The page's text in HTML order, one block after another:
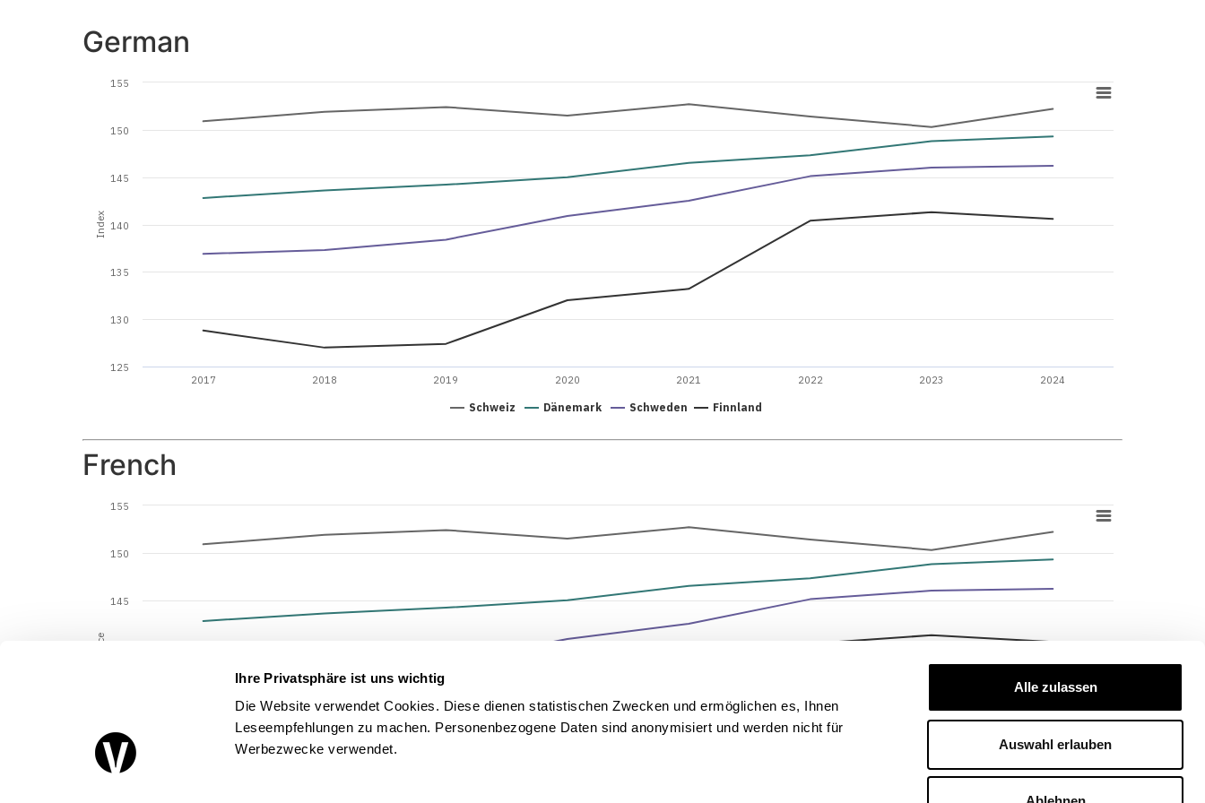
Ihre Privatsphäre ist uns wichtig
Die Website verwendet Cookies. Diese dienen statistischen Zwecken und ermöglichen es, Ihnen
Leseempfehlungen zu machen. Personenbezogene Daten sind anonymisiert und werden nicht für
Werbezwecke verwendet.
Alle zulassen
Auswahl erlauben
German
Index
Schweiz Dänemark Schweden Finnland
2017 2018 2019 2020 2021 2022 2023 2024
125
130
135
140
145
150
155
French
Indice
130
145
150
155